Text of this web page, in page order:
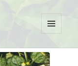
WIDGETS